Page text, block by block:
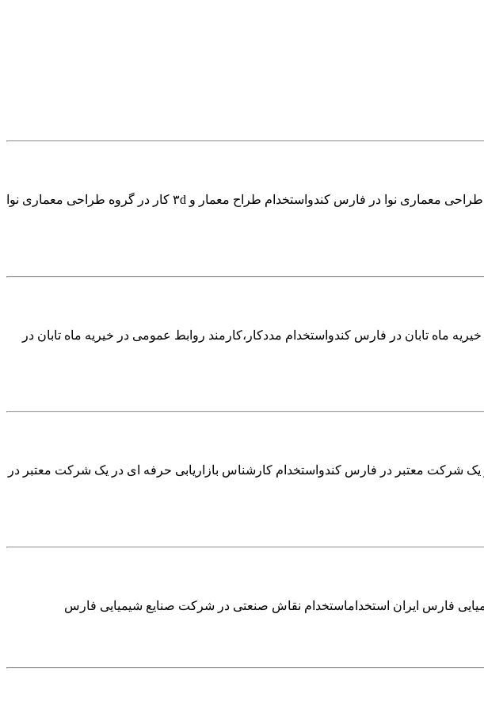
استخدام طراح معمار و ۳d کار در گروه طراحی معماری نوا در فارسکندو استخدام طراح معمار و ۳d کار در گروه طراحی معماری نوا در فارس کندواستخدام طراح معمار و ۳d کار در گروه طراحی معماری نوا
ماه تابان در فارس کندواستخدام مددکار،کارمند روابط عمومی در خیریه ماه تابان در
شرکت معتبر در فارس کندواستخدام کارشناس بازاریابی حرفه ای در یک شرکت معتبر در
فارس ایران استخداماستخدام نقاش صنعتی در شرکت صنایع شیمیایی فارس